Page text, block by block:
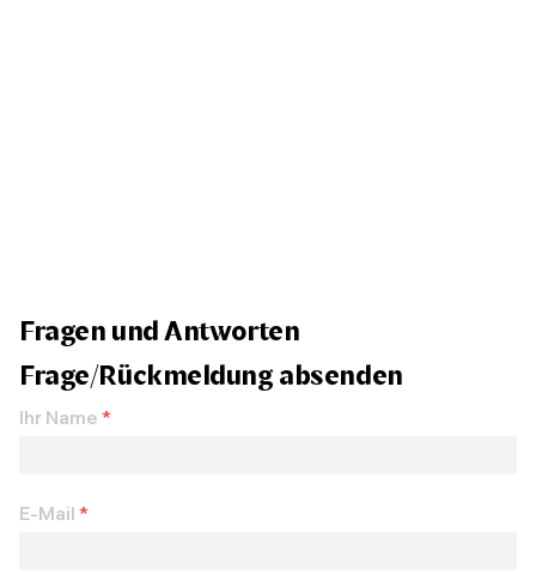
Fragen und Antworten
Frage/Rückmeldung absenden
Ihr Name *
E-Mail *